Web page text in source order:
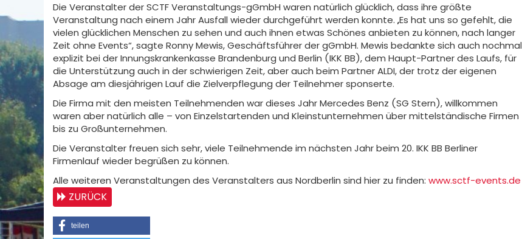
Die Veranstalter der SCTF Veranstaltungs-gGmbH waren natürlich glücklich, dass ihre größte
Veranstaltung nach einem Jahr Ausfall wieder durchgeführt werden konnte. „Es hat uns so gefehlt, die
vielen glücklichen Menschen zu sehen und auch ihnen etwas Schönes anbieten zu können, nach langer
Zeit ohne Events“, sagte Ronny Mewis, Geschäftsführer der gGmbH. Mewis bedankte sich auch nochmal
explizit bei der Innungskrankenkasse Brandenburg und Berlin (IKK BB), dem Haupt-Partner des Laufs, für
die Unterstützung auch in der schwierigen Zeit, aber auch beim Partner ALDI, der trotz der eigenen
Absage am diesjährigen Lauf die Zielverpflegung der Teilnehmer sponserte.
Die Firma mit den meisten Teilnehmenden war dieses Jahr Mercedes Benz (SG Stern), willkommen
waren aber natürlich alle – von Einzelstartenden und Kleinstunternehmen über mittelständische Firmen
bis zu Großunternehmen.
Die Veranstalter freuen sich sehr, viele Teilnehmende im nächsten Jahr beim 20. IKK BB Berliner
Firmenlauf wieder begrüßen zu können.
Alle weiteren Veranstaltungen des Veranstalters aus Nordberlin sind hier zu finden: www.sctf-events.de
ZURÜCK
teilen